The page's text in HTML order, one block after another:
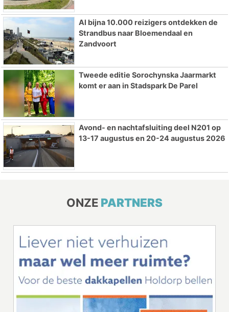
Al bijna 10.000 reizigers ontdekken de
Strandbus naar Bloemendaal en
Zandvoort
Tweede editie Sorochynska Jaarmarkt
komt er aan in Stadspark De Parel
Avond- en nachtafsluiting deel N201 op
13-17 augustus en 20-24 augustus 2026
ONZE PARTNERS